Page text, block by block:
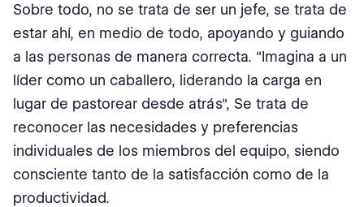
Sobre todo, no se trata de ser un jefe, se trata de
estar ahí, en medio de todo, apoyando y guiando
a las personas de manera correcta. "Imagina a un
líder como un caballero, liderando la carga en
lugar de pastorear desde atrás", Se trata de
reconocer las necesidades y preferencias
individuales de los miembros del equipo, siendo
consciente tanto de la satisfacción como de la
productividad.